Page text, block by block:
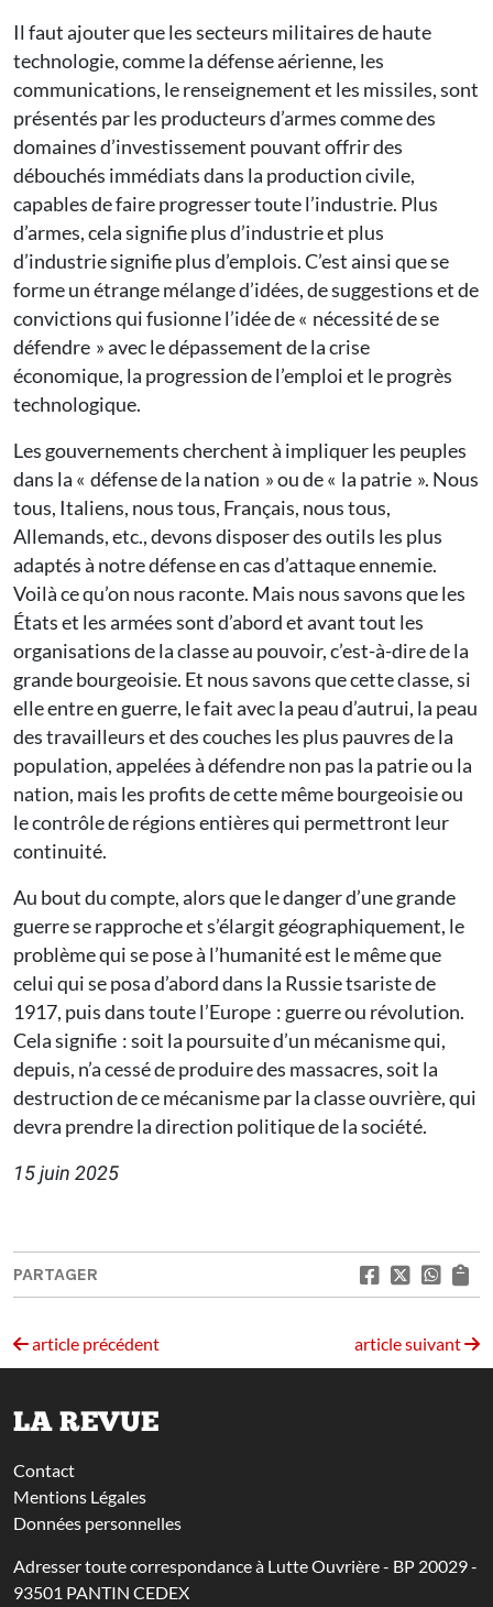
Il faut ajouter que les secteurs militaires de haute
technologie, comme la défense aérienne, les
communications, le renseignement et les missiles, sont
présentés par les producteurs d’armes comme des
domaines d’investissement pouvant offrir des
débouchés immédiats dans la production civile,
capables de faire progresser toute l’industrie. Plus
d’armes, cela signifie plus d’industrie et plus
d’industrie signifie plus d’emplois. C’est ainsi que se
forme un étrange mélange d’idées, de suggestions et de
convictions qui fusionne l’idée de « nécessité de se
défendre » avec le dépassement de la crise
économique, la progression de l’emploi et le progrès
technologique.
Les gouvernements cherchent à impliquer les peuples
dans la « défense de la nation » ou de « la patrie ». Nous
tous, Italiens, nous tous, Français, nous tous,
Allemands, etc., devons disposer des outils les plus
adaptés à notre défense en cas d’attaque ennemie.
Voilà ce qu’on nous raconte. Mais nous savons que les
États et les armées sont d’abord et avant tout les
organisations de la classe au pouvoir, c’est-à-dire de la
grande bourgeoisie. Et nous savons que cette classe, si
elle entre en guerre, le fait avec la peau d’autrui, la peau
des travailleurs et des couches les plus pauvres de la
population, appelées à défendre non pas la patrie ou la
nation, mais les profits de cette même bourgeoisie ou
le contrôle de régions entières qui permettront leur
continuité.
Au bout du compte, alors que le danger d’une grande
guerre se rapproche et s’élargit géographiquement, le
problème qui se pose à l’humanité est le même que
celui qui se posa d’abord dans la Russie tsariste de
1917, puis dans toute l’Europe : guerre ou révolution.
Cela signifie : soit la poursuite d’un mécanisme qui,
depuis, n’a cessé de produire des massacres, soit la
destruction de ce mécanisme par la classe ouvrière, qui
devra prendre la direction politique de la société.
15 juin 2025
PARTAGER
article précédent article suivant
LA REVUE
Contact
Mentions Légales
Données personnelles
Adresser toute correspondance à Lutte Ouvrière - BP 20029 -
93501 PANTIN CEDEX